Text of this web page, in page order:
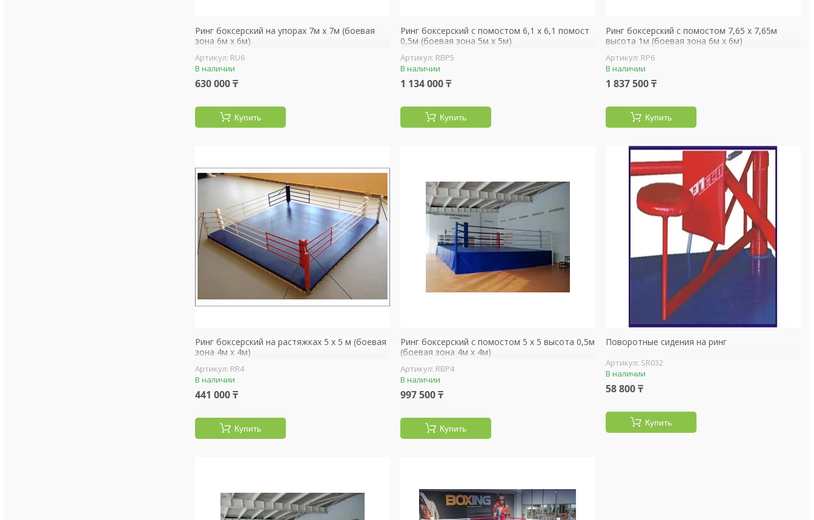
Ринг боксерский на упорах 7м х 7м (боевая
зона 6м х 6м)
RU6
В наличии
630 000 ₸
Купить
Ринг боксерский с помостом 6,1 х 6,1 помост
0,5м (боевая зона 5м х 5м)
RBP5
В наличии
1 134 000 ₸
Купить
Ринг боксерский с помостом 7,65 х 7,65м
высота 1м (боевая зона 6м х 6м)
RP6
В наличии
1 837 500 ₸
Купить
Ринг боксерский на растяжках 5 х 5 м (боевая
зона 4м х 4м)
RR4
В наличии
441 000 ₸
Купить
Ринг боксерский с помостом 5 х 5 высота 0,5м
(боевая зона 4м х 4м)
RBP4
В наличии
997 500 ₸
Купить
Поворотные сидения на ринг
SR032
В наличии
58 800 ₸
Купить